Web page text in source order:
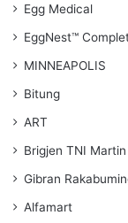
Egg Medical
EggNest™
MINNEAPOLIS
Bitung
ART
Brigjen TNI
Gibran
Alfamart